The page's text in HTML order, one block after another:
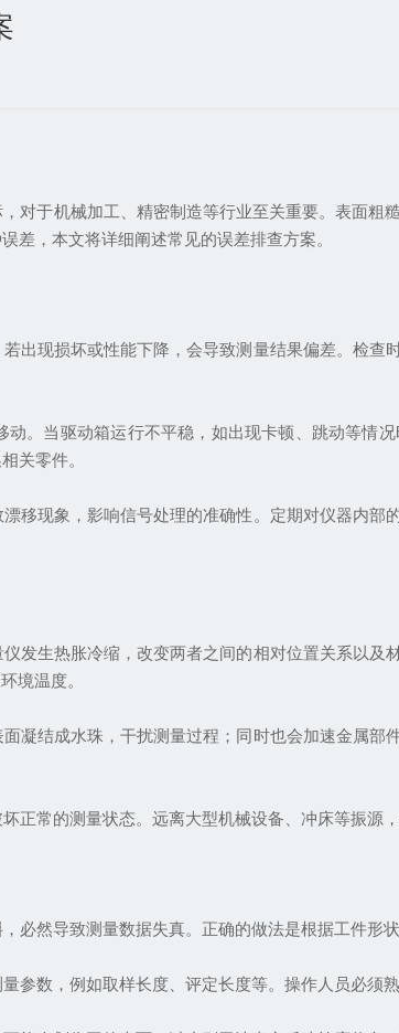
于机械加工、精密制造等行业至关重要。表面粗
差，本文将详细阐述常见的误差排查方案。
若出现损坏或性能下降，会导致测量结果偏差。检
当驱动箱运行不平稳，如出现卡顿、跳动等情
关零件。
现象，影响信号处理的准确性。定期对仪器内部
生热胀冷缩，改变两者之间的相对位置关系以及
境温度。
结成水珠，干扰测量过程；同时也会加速金属部
常的测量状态。远离大型机械设备、冲床等振源，
然导致测量数据失真。正确的做法是根据工件形
数，例如取样长度、评定长度等。操作人员必须